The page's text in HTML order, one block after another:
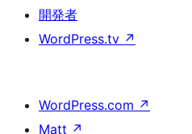
開発者
WordPress.tv ↗
WordPress.com ↗
Matt ↗